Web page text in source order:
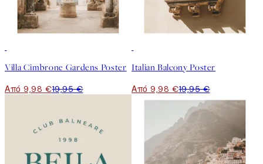
Villa Cimbrone Gardens Poster
Από 9,98 €19,95 €
Italian Balcony Poster
Από 9,98 €19,95 €